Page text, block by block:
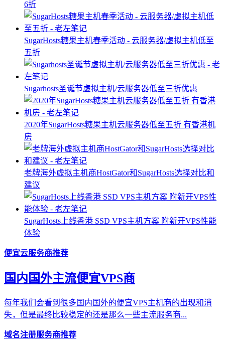
6折
SugarHosts糖果主机春季活动 - 云服务器/虚拟主机低至
五折
Sugarhosts圣诞节虚拟主机/云服务器低至三折优惠
2020年SugarHosts糖果主机云服务器低至五折 有香港机
房
老牌海外虚拟主机商HostGator和SugarHosts选择对比和
建议
SugarHosts上线香港 SSD VPS主机方案 附新开VPS性能
体验
便宜云服务商推荐
国内国外主流便宜VPS商
每年我们会看到很多国内国外的便宜VPS主机商的出现和消
失，但是最终比较稳定的还是那么一些主流服务商...
域名注册服务商推荐